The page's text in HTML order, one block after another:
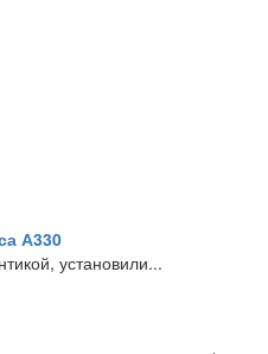
А330
установили...